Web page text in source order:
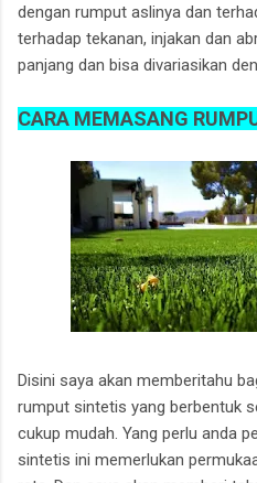
dengan rumput aslinya dan
terhadap tekanan, injakan dan
panjang dan bisa divariasikan
CARA MEMASANG
Disini saya akan memberitahu
rumput sintetis yang berbentuk
cukup mudah. Yang perlu anda
sintetis ini memerlukan